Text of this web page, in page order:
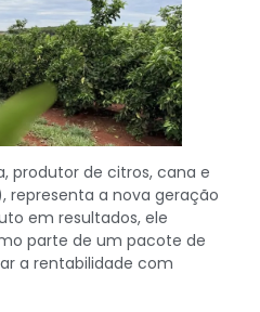
produtor de citros, cana e
representa a nova geração
em resultados, ele
parte de um pacote de
a rentabilidade com